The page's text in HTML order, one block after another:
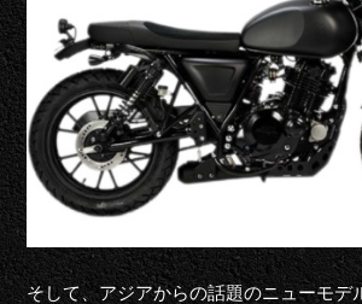
そして、アジアからの話題のニューモデ